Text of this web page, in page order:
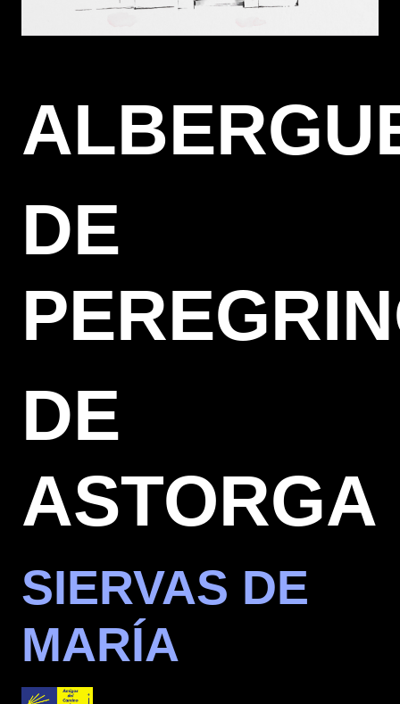
DE
DE
ASTORGA
SIERVAS DE
MARÍA